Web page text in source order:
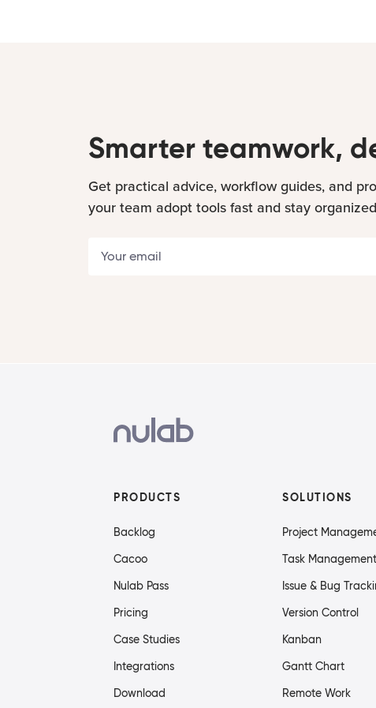
Smarter teamwork,
Get practical advice, workflow guides, and
your team adopt tools fast and stay
PRODUCTS
Backlog
Cacoo
Nulab Pass
Pricing
Case Studies
Integrations
Download
SOLUTIONS
Project
Task Management
Issue & Bug
Version Control
Kanban
Gantt Chart
Remote Work